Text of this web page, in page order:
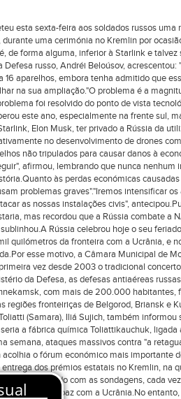
esta sexta-feira aos soldados russos
uma cerimónia no Kremlin por
de forma alguma, inferior à Starlink e
Defesa russo, Andréi Beloúsov,
16 aparelhos, embora tenha admitido que
na sua ampliação."O problema é a
foi resolvido do ponto de vista
este ano, especialmente na frente sul,
Elon Musk, ter privado a Rússia da
no desenvolvimento de drones
não tripulados para causar danos à
afirmou, lembrando que nunca
às perdas económicas
problemas graves"."Iremos intensificar
as nossas instalações civis",
mas recordou que a Rússia combate a
Rússia celebrou hoje o seu
quilómetros da fronteira com a Ucrânia, e
esse motivo, a Câmara Municipal de
vez desde 2003 o tradicional
da Defesa, as defesas antiaéreas
com mais de 200.000
regiões fronteiriças de Belgorod, Briansk e
(Samara), Iliá Sujich, também
a fábrica química Toliattikauchuk,
semana, ataques massivos contra "a
o fórum económico mais importante
dos prémios estatais no Kremlin, na
russo.De acordo com as sondagens, cada
de paz com a Ucrânia.No